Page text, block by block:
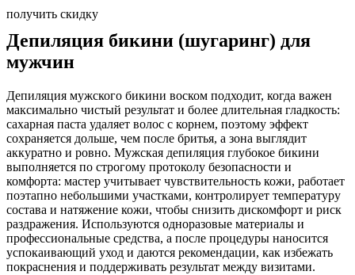
получить скидку
Депиляция бикини (шугаринг) для
мужчин
Депиляция мужского бикини воском подходит, когда важен
максимально чистый результат и более длительная гладкость:
сахарная паста удаляет волос с корнем, поэтому эффект
сохраняется дольше, чем после бритья, а зона выглядит
аккуратно и ровно. Мужская депиляция глубокое бикини
выполняется по строгому протоколу безопасности и
комфорта: мастер учитывает чувствительность кожи, работает
поэтапно небольшими участками, контролирует температуру
состава и натяжение кожи, чтобы снизить дискомфорт и риск
раздражения. Используются одноразовые материалы и
профессиональные средства, а после процедуры наносится
успокаивающий уход и даются рекомендации, как избежать
покраснения и поддерживать результат между визитами.